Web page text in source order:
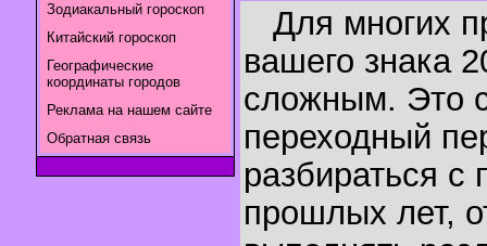
Зодиакальный гороскоп
Китайский гороскоп
Географические
координаты городов
Реклама на нашем сайте
Обратная связь
Для многих
вашего знака
сложным. Это
переходный
разбираться
прошлых лет,